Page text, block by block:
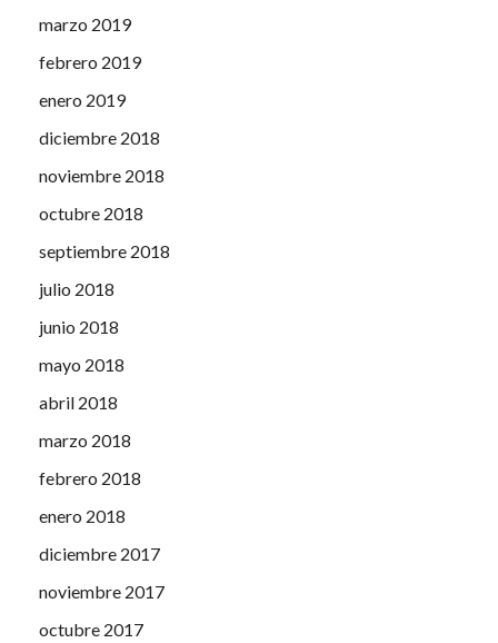
marzo 2019
febrero 2019
enero 2019
diciembre 2018
noviembre 2018
octubre 2018
septiembre 2018
julio 2018
junio 2018
mayo 2018
abril 2018
marzo 2018
febrero 2018
enero 2018
diciembre 2017
noviembre 2017
octubre 2017